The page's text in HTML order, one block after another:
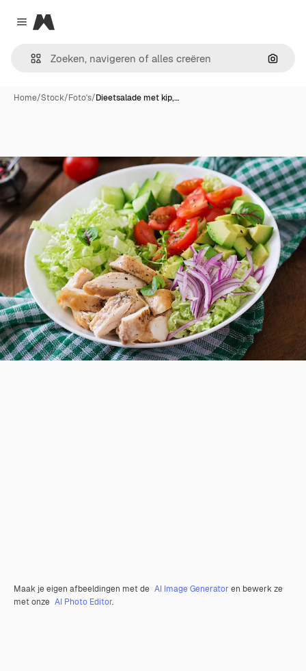
Close menu
Magnific
Home/Stock/Foto's/Dieetsalade met kip,…
Maak je eigen afbeeldingen met de AI Image Generator en bewerk ze
met onze AI Photo Editor.